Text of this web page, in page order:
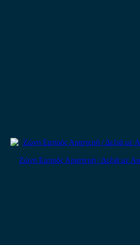
Ζώνη Εμπρός Αριστερή / Δεξιά με